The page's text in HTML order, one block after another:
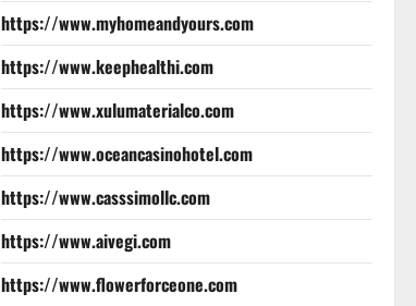
https://www.myhomeandyours.com
https://www.keephealthi.com
https://www.xulumaterialco.com
https://www.oceancasinohotel.com
https://www.casssimollc.com
https://www.aivegi.com
https://www.flowerforceone.com